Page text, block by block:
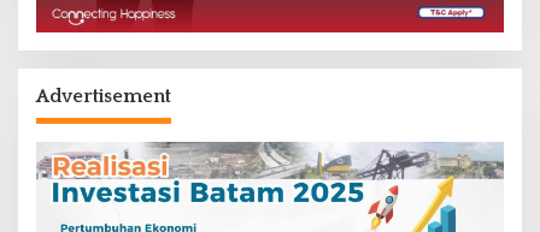
Advertisement